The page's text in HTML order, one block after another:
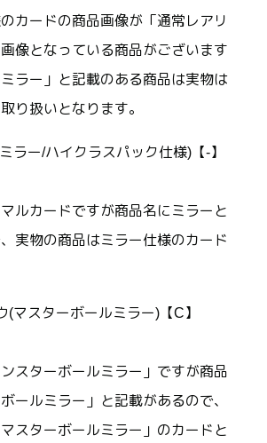
カードの商品画像が「通常レアリ
像となっている商品がございます
ラー」と記載のある商品は実物は
り扱いとなります。
ラー/ハイクラスパック仕様)【-】
ルカードですが商品名にミラーと
実物の商品はミラー仕様のカード
(マスターボールミラー)【C】
スターボールミラー」ですが商品
ールミラー」と記載があるので、
スターボールミラー」のカードと